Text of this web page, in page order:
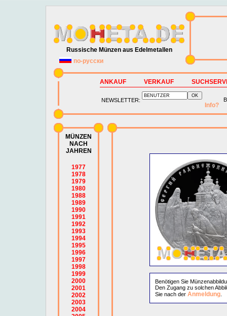
Russische Münzen aus Edelmetallen
по-русски
ANKAUF VERKAUF
NEWSLETTER:
Info?
MÜNZEN
NACH
JAHREN
1977
1978
1979
1980
1988
1989
1990
1991
1992
1993
1994
1995
1996
1997
1998
1999
2000
2001
2002
2003
2004
Benötigen Sie
Den Zugang zu solchen
Sie nach der Anmeldung.